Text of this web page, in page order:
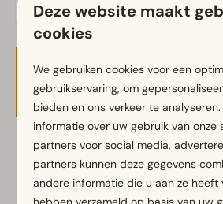
Tuin
Tuinset
Keuken
Ingerichte keuken
Combimagnetron
Koelvriescombinatie(s)
Nespresso apparaat
Vaatwasser(s)
Beschikbaarheid en
2 gasten
Deze website maakt
cookies
We gebruiken cookies voor een
gebruikservaring, om
bieden en ons verkeer te
informatie over uw gebruik van onze
partners voor social media,
partners kunnen deze gegevens
andere informatie die u aan ze heeft